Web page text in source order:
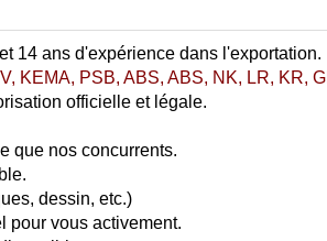
14 ans d'expérience dans l'exportation.
KEMA, PSB, ABS, ABS, NK, LR, KR,
officielle et légale.
que nos concurrents.
dessin, etc.)
pour vous activement.